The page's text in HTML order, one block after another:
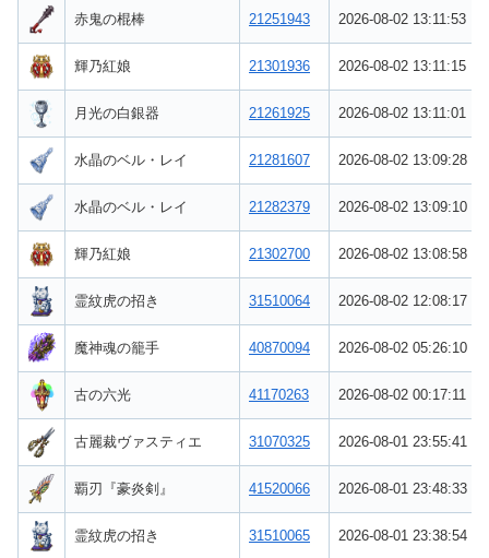
赤鬼の棍棒 21251943 2026-08-02 13:11:53
輝乃紅娘 21301936 2026-08-02 13:11:15
月光の白銀器 21261925 2026-08-02 13:11:01
水晶のベル・レイ 21281607 2026-08-02 13:09:28
水晶のベル・レイ 21282379 2026-08-02 13:09:10
輝乃紅娘 21302700 2026-08-02 13:08:58
霊紋虎の招き 31510064 2026-08-02 12:08:17
魔神魂の籠手 40870094 2026-08-02 05:26:10
古の六光 41170263 2026-08-02 00:17:11
古麗裁ヴァスティエ 31070325 2026-08-01 23:55:41
覇刃『豪炎剣』 41520066 2026-08-01 23:48:33
霊紋虎の招き 31510065 2026-08-01 23:38:54